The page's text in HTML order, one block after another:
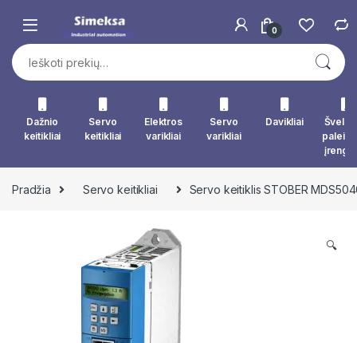
0
Ieškoti:
Dažnio
keitikliai
Servo
keitikliai
Elektros
varikliai
Servo
varikliai
Davikliai
Pradžia Servo keitikliai Servo keitiklis STOBER
🔍